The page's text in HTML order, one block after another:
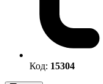
Код: 15304